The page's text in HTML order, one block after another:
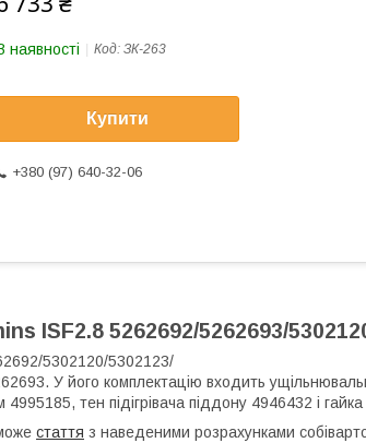
наявності Код: ЗК-263
Купити
+380 (97) 640-32-06
ISF2.8 5262692/5262693/
5302120/5302123/
У його комплектацію входить
тен підігрівача піддону 4946432 і гайка
стаття з наведеними розрахунками